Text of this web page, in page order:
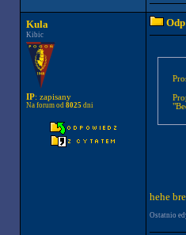
Kula
Kibic
IP: zapisany
Na forum od 8025dni
hehe
Ostatnio